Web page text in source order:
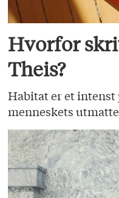
Hvorfor
Theis?
Habitat er et
menneskets